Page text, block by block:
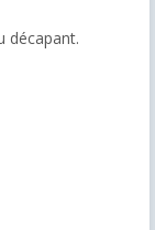
décapant.